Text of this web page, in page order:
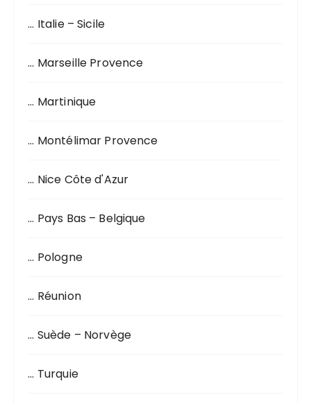
… Italie – Sicile
… Marseille Provence
… Martinique
… Montélimar Provence
… Nice Côte d'Azur
… Pays Bas – Belgique
… Pologne
… Réunion
… Suède – Norvège
… Turquie